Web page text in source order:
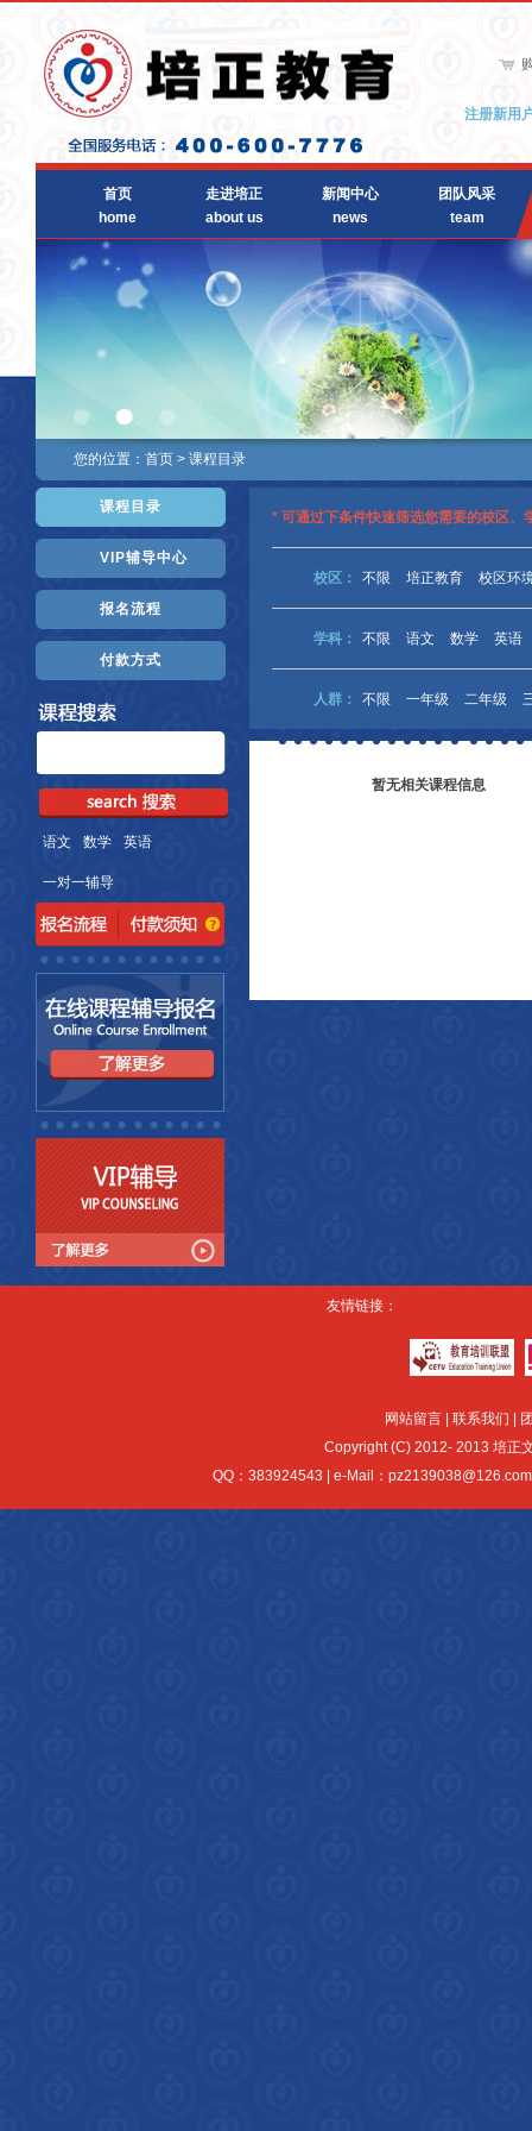
注册新用
首页
home
走进培正
about us
新闻中心
news
团队风采
team
您的位置： 首页 > 课程目录
课程目录
VIP辅导中心
报名流程
付款方式
语文 数学 英语
一对一辅导
* 可通过下条件快速筛选您需要的校区、
校区： 不限 培正教育 校区环
学科： 不限 语文 数学 英语
人群： 不限 一年级 二年级
暂无相关课程信息
友情链接：
网站留言| 联系我们
Copyright (C) 2012- 2013 培正
QQ：383924543 | e-Mail：